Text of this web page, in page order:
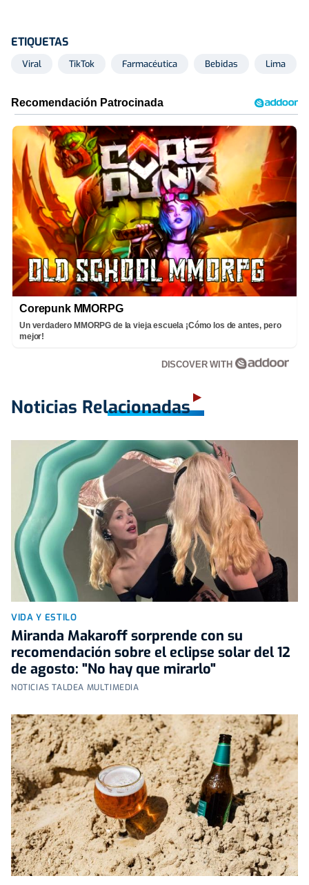
ETIQUETAS
Viral TikTok Farmacéutica Bebidas Lima
Corepunk MMORPG
Un verdadero MMORPG de la vieja escuela ¡Cómo los de antes, pero
mejor!
DISCOVER WITH
Noticias Relacionadas
VIDA Y ESTILO
Miranda Makaroff sorprende con su
recomendación sobre el eclipse solar del 12
de agosto: "No hay que mirarlo"
NOTICIAS TALDEA MULTIMEDIA